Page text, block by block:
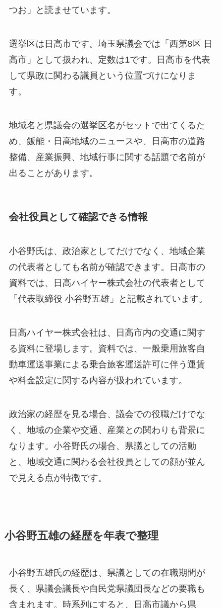
つお」と読ませています。
選挙区は日高市です。埼玉県議会では「西第8区 日
高市」として扱われ、定数は1です。日高市を代表
して県政に関わる議員という位置づけになりま
す。
地域名と県議会の選挙区名がセットで出てくるた
め、飯能・日高地域のニュースや、日高市の道路
整備、産業振興、地域行事に関する話題で名前が
出ることがあります。
会社役員として確認できる情報
小谷野氏は、政治家としてだけでなく、地域企業
の代表者としても名前が確認できます。日高市の
資料では、日高ハイヤー株式会社の代表者として
「代表取締役 小谷野五雄」と記載されています。
日高ハイヤー株式会社は、日高市内の交通に関す
る資料に登場します。資料では、一般乗用旅客自
動車運送事業による乗合旅客運送許可に伴う運賃
や料金設定に関する内容が扱われています。
政治家の経歴を見る場合、議会での役職だけでな
く、地域の企業や交通、産業との関わりも背景に
なります。小谷野氏の場合、県議としての活動
と、地域交通に関わる会社役員としての顔が並ん
で見える点が特徴です。
小谷野五雄の経歴を年表で整理
小谷野五雄氏の経歴は、県議としての在職期間が
長く、県議会議長や自民党県議団長などの要職も
含まれます。時系列にすると、日高市議から県